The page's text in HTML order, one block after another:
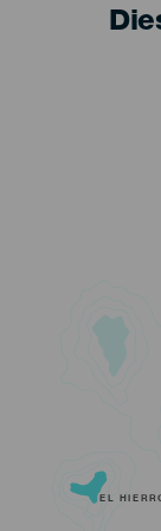
EL